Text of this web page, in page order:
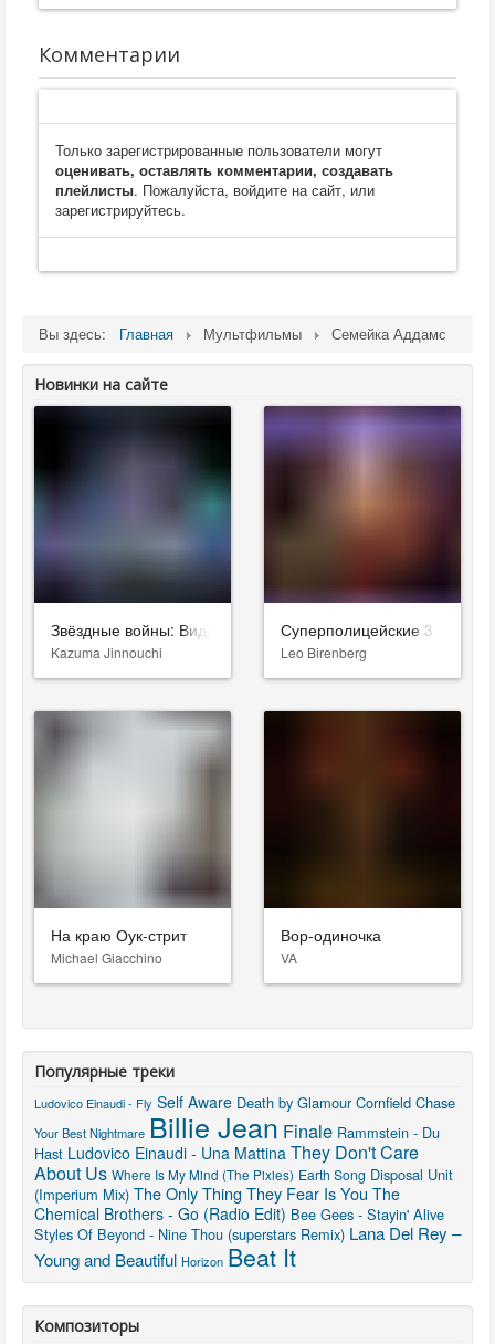
Комментарии
Только зарегистрированные пользователи могут
оценивать, оставлять комментарии, создавать
плейлисты. Пожалуйста, войдите на сайт, или
зарегистрируйтесь.
Вы здесь: Главная Мультфильмы Семейка Аддамс
Новинки на сайте
Звёздные войны: Видения. Девятый джедай
Kazuma Jinnouchi
Суперполицейские 3
Leo Birenberg
На краю Оук-стрит
Michael Giacchino
Вор-одиночка
VA
Популярные треки
Ludovico Einaudi - Fly Self Aware Death by Glamour Cornfield Chase
Your Best Nightmare Billie Jean Finale Rammstein - Du
Hast Ludovico Einaudi - Una Mattina They Don't Care
About Us Where Is My Mind (The Pixies) Earth Song Disposal Unit
(Imperium Mix) The Only Thing They Fear Is You The
Chemical Brothers - Go (Radio Edit) Bee Gees - Stayin' Alive
Styles Of Beyond - Nine Thou (superstars Remix) Lana Del Rey –
Young and Beautiful Horizon Beat It
Композиторы